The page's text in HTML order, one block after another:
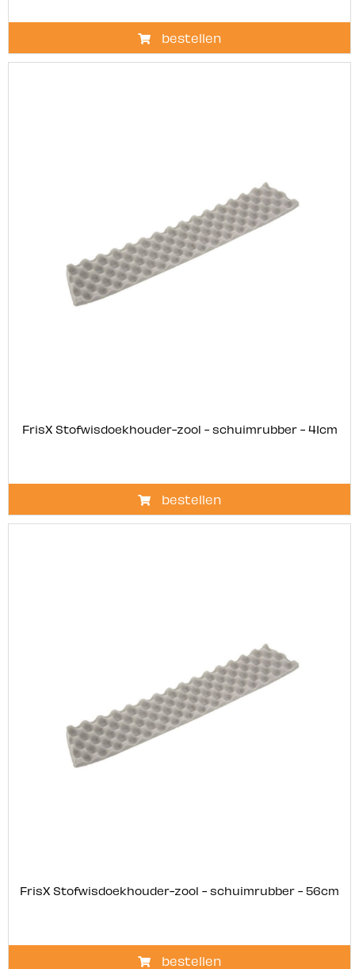
bestellen
FrisX Stofwisdoekhouder-zool - schuimrubber - 41cm
bestellen
FrisX Stofwisdoekhouder-zool - schuimrubber - 56cm
bestellen